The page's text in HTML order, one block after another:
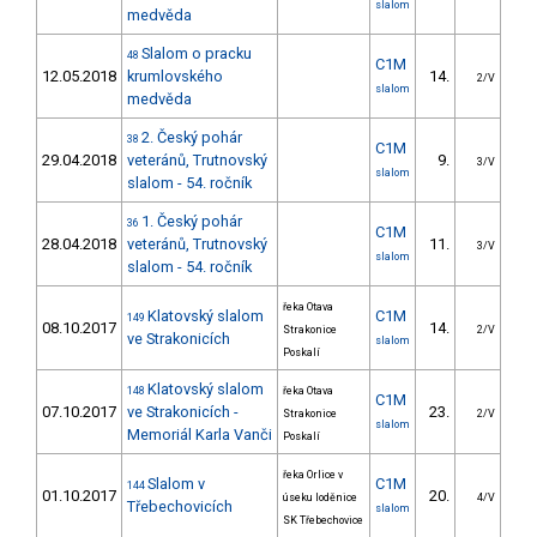
medvěda
slalom
12.05.2018
48 Slalom o pracku
krumlovského
medvěda
C1M
slalom
14. 2/V
29.04.2018
38 2. Český pohár
veteránů, Trutnovský
slalom - 54. ročník
C1M
slalom
9. 3/V
28.04.2018
36 1. Český pohár
veteránů, Trutnovský
slalom - 54. ročník
C1M
slalom
11. 3/V
08.10.2017
149 Klatovský slalom
ve Strakonicích
řeka Otava
Strakonice
Poskalí
C1M
slalom
14. 2/V
07.10.2017
148 Klatovský slalom
ve Strakonicích -
Memoriál Karla Vanči
řeka Otava
Strakonice
Poskalí
C1M
slalom
23. 2/V
01.10.2017
144 Slalom v
Třebechovicích
řeka Orlice v
úseku loděnice
SK Třebechovice
C1M
slalom
20. 4/V